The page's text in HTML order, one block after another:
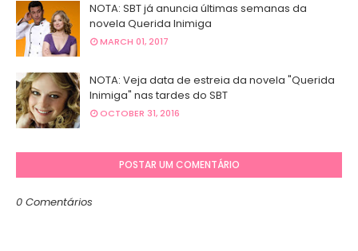
NOTA: SBT já anuncia últimas semanas da
novela Querida Inimiga
MARCH 01, 2017
NOTA: Veja data de estreia da novela "Querida
Inimiga" nas tardes do SBT
OCTOBER 31, 2016
POSTAR UM COMENTÁRIO
0 Comentários